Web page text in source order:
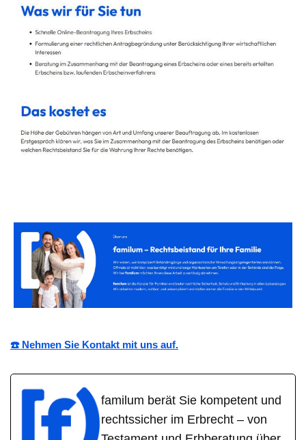
☎️ Nehmen Sie Kontakt mit uns auf.
familum berät Sie kompetent und
rechtssicher im Erbrecht – von